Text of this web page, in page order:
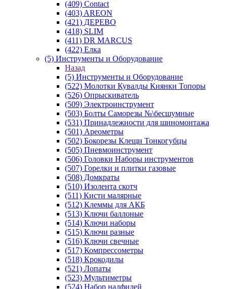
(409) Contact
(403) AREON
(421) ДЕРЕВО
(418) SLIM
(411) DR MARCUS
(422) Елка
(5) Инструменты и Оборудование
Назад
(5) Инструменты и Оборудование
(522) Молотки Кувалды Киянки Топоры
(526) Опрыскиватель
(509) Электроинструмент
(503) Болты Саморезы №\бесшумные
(531) Принадлежности для шиномонтажа
(501) Ареометры
(502) Бокорезы Клещи Тонкогубцы
(505) Пневмоинструмент
(506) Головки Наборы инструментов
(507) Горелки и плитки газовые
(508) Домкраты
(510) Изолента скотч
(511) Кисти малярные
(512) Клеммы для АКБ
(513) Ключи баллоные
(514) Ключи наборы
(515) Ключи разные
(516) Ключи свечные
(517) Компрессометры
(518) Крокодилы
(521) Лопаты
(523) Мультиметры
(524) Набор надфилей